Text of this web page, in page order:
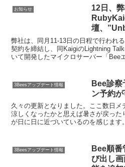
お知らせ
12日、
壇、
クスチ
弊社は、同月11-13日の日程で行われ
契約を締結し、同KaigiのLightning
いて開発したマイクロサーバー「Bee
3Beesアップデート情報
Bee診
ン予約
久々の更新となりました。ここ数日
涼しくなったかと思えば暑さが戻っ
が日に日に近づいているのを感じま
3Beesアップデート情報
Bee順番
び出し